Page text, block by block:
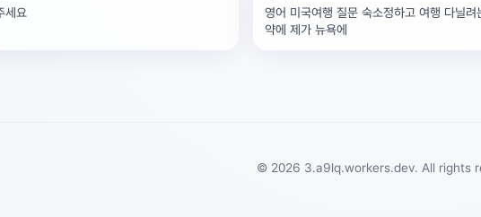
세요
영어 미국여행 질문 숙소정하고 여행 다닐려
약에 제가 뉴욕에
© 2026 3.a9lq.workers.dev. All rights